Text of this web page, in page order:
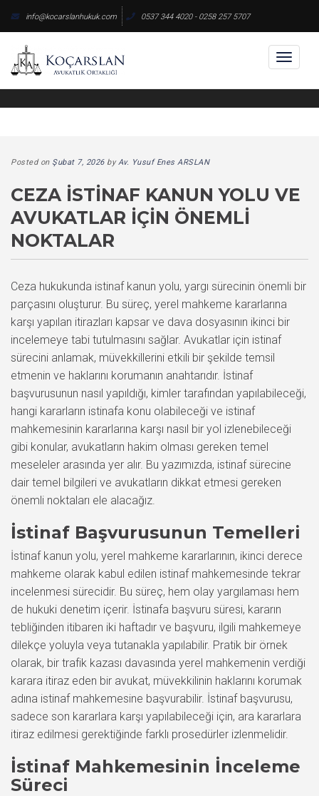
content
info@kocarslanhukuk.com 0537 344 4020 - 0258 257 5707
Posted on Şubat 7, 2026byAv. Yusuf Enes ARSLAN
CEZA İSTINAF KANUN YOLU VE
AVUKATLAR İÇIN ÖNEMLI
NOKTALAR
Ceza hukukunda istinaf kanun yolu, yargı sürecinin önemli bir
parçasını oluşturur. Bu süreç, yerel mahkeme kararlarına
karşı yapılan itirazları kapsar ve dava dosyasının ikinci bir
incelemeye tabi tutulmasını sağlar. Avukatlar için istinaf
sürecini anlamak, müvekkillerini etkili bir şekilde temsil
etmenin ve haklarını korumanın anahtarıdır. İstinaf
başvurusunun nasıl yapıldığı, kimler tarafından yapılabileceği,
hangi kararların istinafa konu olabileceği ve istinaf
mahkemesinin kararlarına karşı nasıl bir yol izlenebileceği
gibi konular, avukatların hakim olması gereken temel
meseleler arasında yer alır. Bu yazımızda, istinaf sürecine
dair temel bilgileri ve avukatların dikkat etmesi gereken
önemli noktaları ele alacağız.
İstinaf Başvurusunun Temelleri
İstinaf kanun yolu, yerel mahkeme kararlarının, ikinci derece
mahkeme olarak kabul edilen istinaf mahkemesinde tekrar
incelenmesi sürecidir. Bu süreç, hem olay yargılaması hem
de hukuki denetim içerir. İstinafa başvuru süresi, kararın
tebliğinden itibaren iki haftadır ve başvuru, ilgili mahkemeye
dilekçe yoluyla veya tutanakla yapılabilir. Pratik bir örnek
olarak, bir trafik kazası davasında yerel mahkemenin verdiği
karara itiraz eden bir avukat, müvekkilinin haklarını korumak
adına istinaf mahkemesine başvurabilir. İstinaf başvurusu,
sadece son kararlara karşı yapılabileceği için, ara kararlara
itiraz edilmesi gerektiğinde farklı prosedürler izlenmelidir.
İstinaf Mahkemesinin İnceleme
Süreci